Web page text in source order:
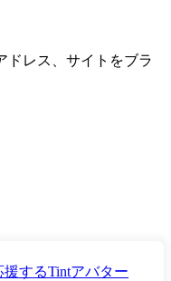
ドレス、サイトをブラ
するTintアバター